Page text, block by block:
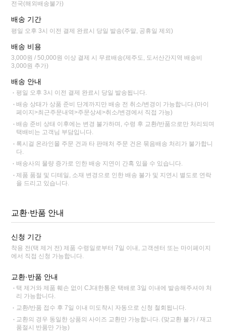
전국(해외배송불가)
배송 기간
평일 오후 3시 이전 결제 완료시 당일 발송(주말, 공휴일 제외)
배송 비용
3,000원 / 50,000원 이상 결제 시 무료배송(제주도, 도서산간지역 배송비
3,000원 추가)
배송 안내
평일 오후 3시 이전 결제 완료시 당일 발송됩니다.
배송 상태가 상품 준비 단계까지만 배송 전 취소/변경이 가능합니다.(마이
페이지>최근주문내역>주문상세>취소/변경에서 직접 가능)
배송 준비 상태 이후에는 변경 불가하며, 수령 후 교환/반품으로만 처리되며
택배비는 고객님 부담입니다.
록시걸 온라인몰 주문 건과 타 판매처 주문 건은 묶음배송 처리가 불가합니
다.
배송사의 물량 증가로 인한 배송 지연이 간혹 있을 수 있습니다.
제품 품절 및 디테일, 소재 변경으로 인한 배송 불가 및 지연시 별도로 연락
을 드리고 있습니다.
교환·반품 안내
신청 기간
착용 전(택 제거 전) 제품 수령일로부터 7일 이내, 고객센터 또는 마이페이지
에서 직접 신청 가능합니다.
교환·반품 안내
택 제거와 제품 훼손 없이 CJ대한통운 택배로 3일 이내에 발송해주셔야 처
리 가능합니다.
교환/반품 접수 후 7일 이내 미도착시 자동으로 신청 철회됩니다.
교환의 경우 동일한 상품의 사이즈 교환만 가능합니다. (맞교환 불가 / 재고
품절시 반품만 가능)